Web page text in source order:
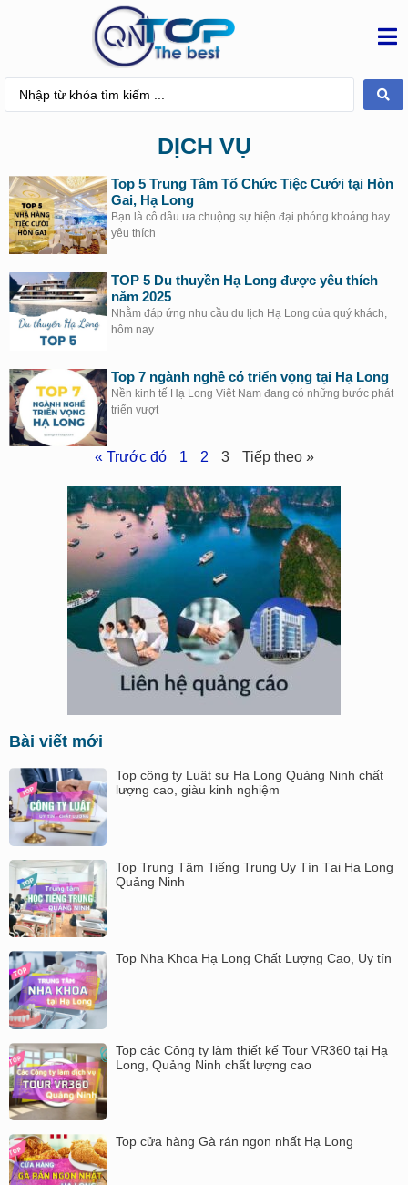
DỊCH VỤ
Top 5 Trung Tâm Tổ Chức Tiệc Cưới tại Hòn
Gai, Hạ Long
Bạn là cô dâu ưa chuộng sự hiện đại phóng khoáng hay
yêu thích
TOP 5 Du thuyền Hạ Long được yêu thích
năm 2025
Nhằm đáp ứng nhu cầu du lịch Hạ Long của quý khách,
hôm nay
Top 7 ngành nghề có triển vọng tại Hạ Long
Nền kinh tế Hạ Long Việt Nam đang có những bước phát
triển vượt
« Trước đó 1 2 3 Tiếp theo »
Bài viết mới
Top công ty Luật sư Hạ Long Quảng Ninh chất
lượng cao, giàu kinh nghiệm
Top Trung Tâm Tiếng Trung Uy Tín Tại Hạ Long
Quảng Ninh
Top Nha Khoa Hạ Long Chất Lượng Cao, Uy tín
Top các Công ty làm thiết kế Tour VR360 tại Hạ
Long, Quảng Ninh chất lượng cao
Top cửa hàng Gà rán ngon nhất Hạ Long